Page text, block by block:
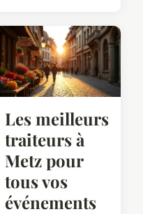
Les meilleurs
traiteurs à
Metz pour
tous vos
événements